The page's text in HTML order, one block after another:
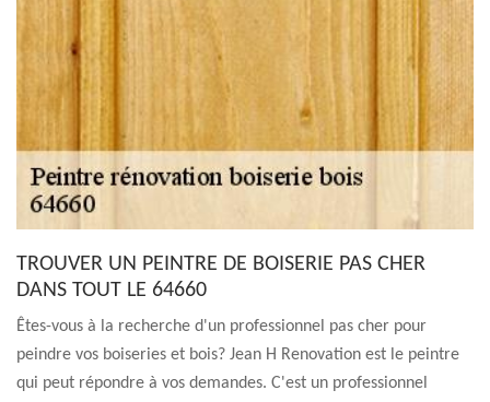
TROUVER UN PEINTRE DE BOISERIE PAS CHER
DANS TOUT LE 64660
Êtes-vous à la recherche d'un professionnel pas cher pour
peindre vos boiseries et bois? Jean H Renovation est le peintre
qui peut répondre à vos demandes. C'est un professionnel